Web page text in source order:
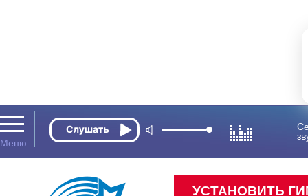
УСТАНОВИТЬ